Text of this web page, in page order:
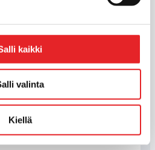
kaikki
valinta
Kiellä
verkko- ja
kurssin?